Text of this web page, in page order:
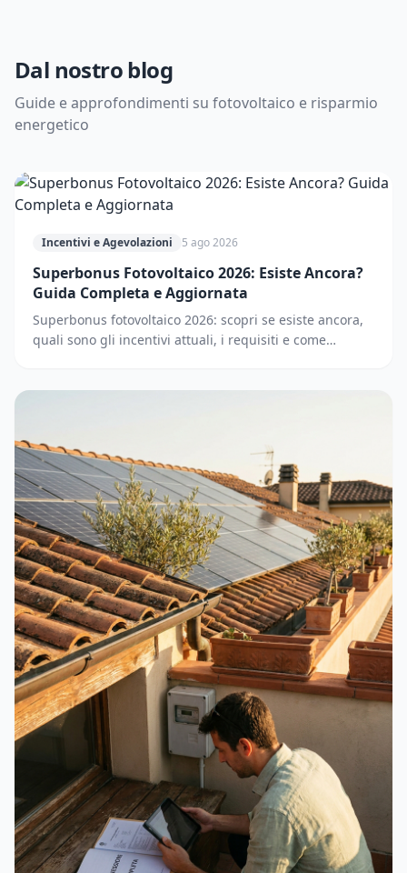
Dal nostro blog
Guide e approfondimenti su fotovoltaico e risparmio
energetico
Incentivi e Agevolazioni 5 ago 2026
Superbonus Fotovoltaico 2026: Esiste Ancora?
Guida Completa e Aggiornata
Superbonus fotovoltaico 2026: scopri se esiste ancora,
quali sono gli incentivi attuali, i requisiti e come